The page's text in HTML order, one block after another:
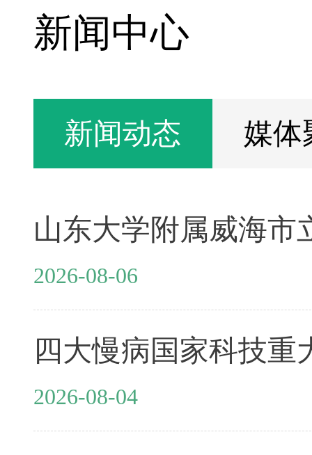
新闻中心
新闻动态 媒体
2026-08-06
2026-08-04